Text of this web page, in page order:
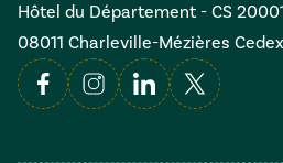
Hôtel du Département - CS
08011 Charleville-Mézières Cedex
FacebookInstagramLinkedin
X